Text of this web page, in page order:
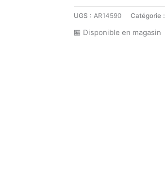
UGS : AR14590 Catégorie :
🏪 Disponible en magasin